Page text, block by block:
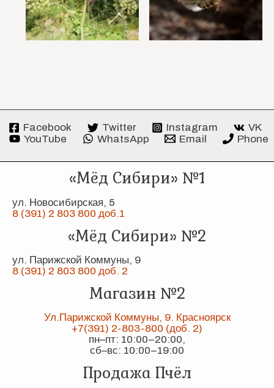
Facebook Twitter Instagram
VK
YouTube
WhatsApp Email Phone
«Мёд Сибири» №1
ул. Новосибирская, 5
8 (391) 2 803 800 доб.1
«Мёд Сибири» №2
ул. Парижской Коммуны, 9
8 (391) 2 803 800 доб. 2
Магазин №2
Ул.Парижской Коммуны, 9. Красноярск
+7(391) 2-803-800 (доб. 2)
пн–пт: 10:00–20:00,
сб–вс: 10:00–19:00
Продажа Пчёл